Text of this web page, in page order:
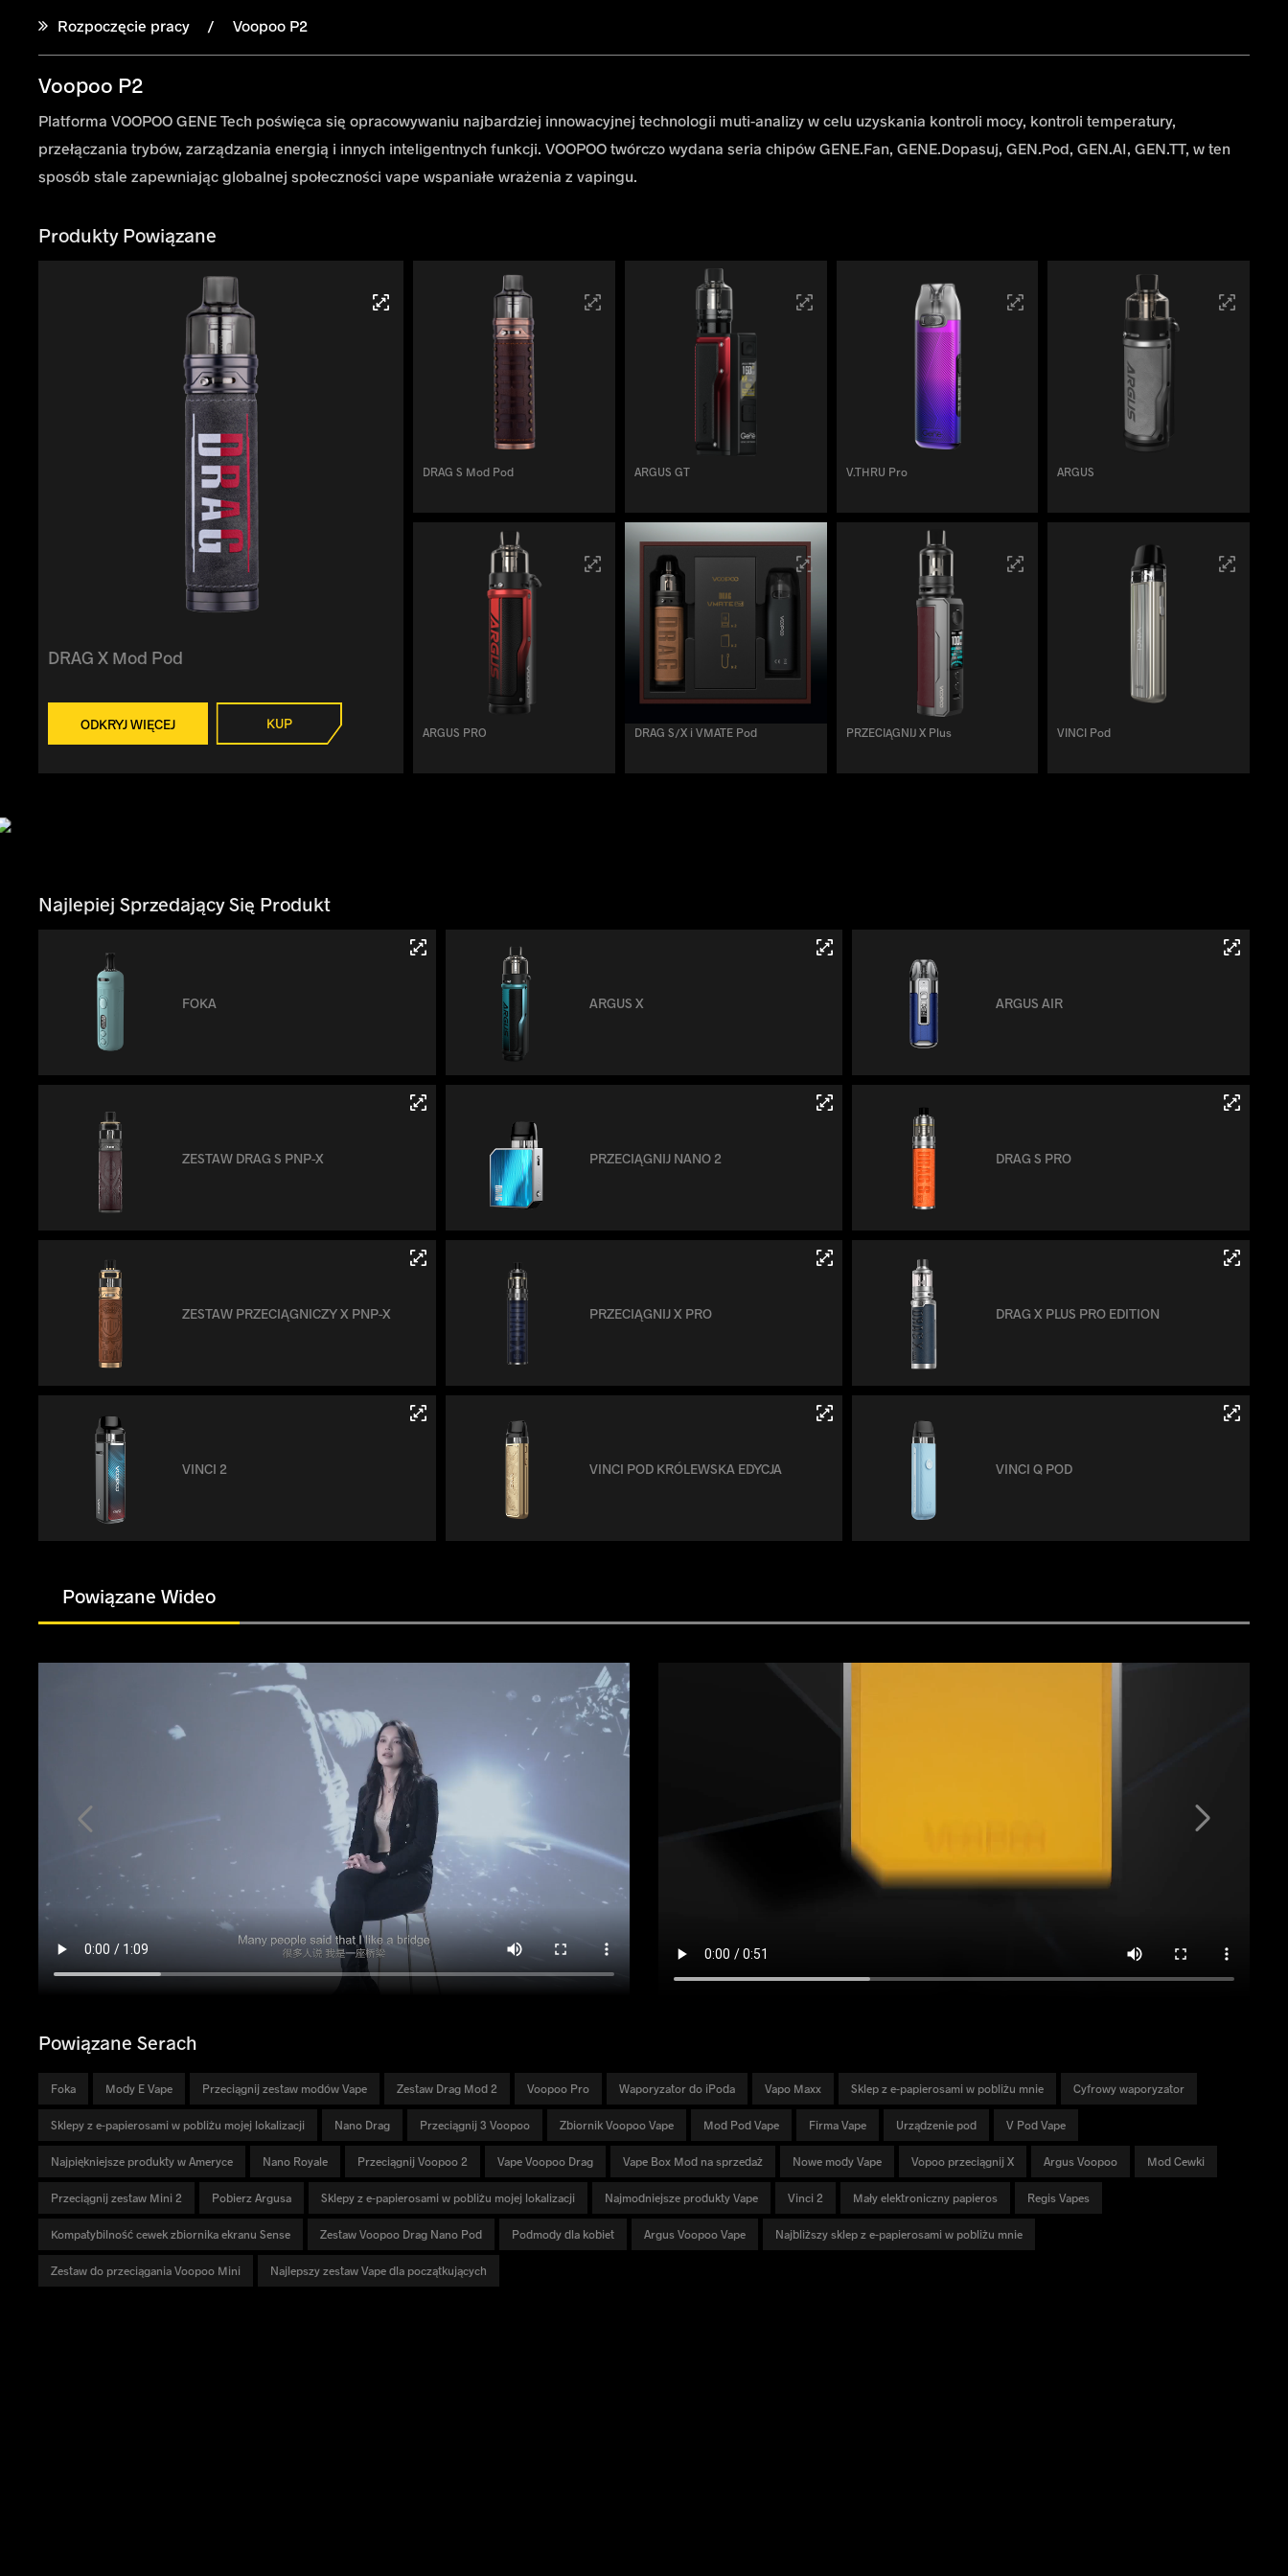
Rozpoczęcie pracy Voopoo P2
Voopoo P2
Platforma VOOPOO GENE Tech poświęca się opracowywaniu najbardziej innowacyjnej technologii muti-analizy w celu uzyskania kontroli mocy, kontroli temperatury,
przełączania trybów, zarządzania energią i innych inteligentnych funkcji. VOOPOO twórczo wydana seria chipów GENE.Fan, GENE.Dopasuj, GEN.Pod, GEN.AI, GEN.TT, w ten
sposób stale zapewniając globalnej społeczności vape wspaniałe wrażenia z vapingu.
Produkty Powiązane
DRAG X Mod Pod
ODKRYJ WIĘCEJ KUP
DRAG S Mod Pod ARGUS GT V.THRU Pro ARGUS
ARGUS PRO DRAG S/X i VMATE Pod PRZECIĄGNIJ X Plus VINCI Pod
Najlepiej Sprzedający Się Produkt
FOKA ARGUS X ARGUS AIR
ZESTAW DRAG S PNP-X PRZECIĄGNIJ NANO 2 DRAG S PRO
ZESTAW PRZECIĄGNICZY X PNP-X PRZECIĄGNIJ X PRO DRAG X PLUS PRO EDITION
VINCI 2 VINCI POD KRÓLEWSKA EDYCJA VINCI Q POD
Powiązane Wideo
Powiązane Serach
Foka Mody E Vape Przeciągnij zestaw modów Vape Zestaw Drag Mod 2 Voopoo Pro Waporyzator do iPoda Vapo Maxx Sklep z e-papierosami w pobliżu mnie Cyfrowy waporyzator
Sklepy z e-papierosami w pobliżu mojej lokalizacji Nano Drag Przeciągnij 3 Voopoo Zbiornik Voopoo Vape Mod Pod Vape Firma Vape Urządzenie pod V Pod Vape
Najpiękniejsze produkty w Ameryce Nano Royale Przeciągnij Voopoo 2 Vape Voopoo Drag Vape Box Mod na sprzedaż Nowe mody Vape Vopoo przeciągnij X Argus Voopoo Mod Cewki
Przeciągnij zestaw Mini 2 Pobierz Argusa Sklepy z e-papierosami w pobliżu mojej lokalizacji Najmodniejsze produkty Vape Vinci 2 Mały elektroniczny papieros Regis Vapes
Kompatybilność cewek zbiornika ekranu Sense Zestaw Voopoo Drag Nano Pod Podmody dla kobiet Argus Voopoo Vape Najbliższy sklep z e-papierosami w pobliżu mnie
Zestaw do przeciągania Voopoo Mini Najlepszy zestaw Vape dla początkujących